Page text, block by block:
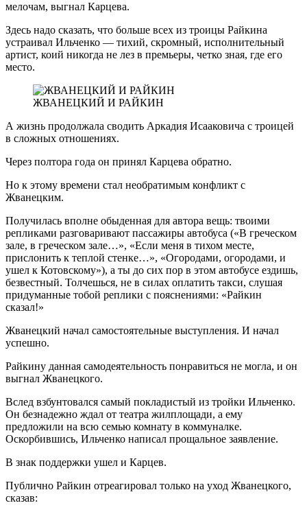
мелочам, выгнал Карцева.
Здесь надо сказать, что больше всех из троицы Райкина
устраивал Ильченко — тихий, скромный, исполнительный
артист, коий никогда не лез в премьеры, четко зная, где его
место.
ЖВАНЕЦКИЙ И РАЙКИН
А жизнь продолжала сводить Аркадия Исааковича с троицей
в сложных отношениях.
Через полтора года он принял Карцева обратно.
Но к этому времени стал необратимым конфликт с
Жванецким.
Получилась вполне обыденная для автора вещь: твоими
репликами разговаривают пассажиры автобуса («В греческом
зале, в греческом зале…», «Если меня в тихом месте,
прислонить к теплой стенке…», «Огородами, огородами, и
ушел к Котовскому»), а ты до сих пор в этом автобусе ездишь,
безвестный. Толчешься, не в силах оплатить такси, слушая
придуманные тобой реплики с пояснениями: «Райкин
сказал!»
Жванецкий начал самостоятельные выступления. И начал
успешно.
Райкину данная самодеятельность понравиться не могла, и он
выгнал Жванецкого.
Вслед взбунтовался самый покладистый из тройки Ильченко.
Он безнадежно ждал от театра жилплощади, а ему
предложили на всю семью комнату в коммуналке.
Оскорбившись, Ильченко написал прощальное заявление.
В знак поддержки ушел и Карцев.
Публично Райкин отреагировал только на уход Жванецкого,
сказав: